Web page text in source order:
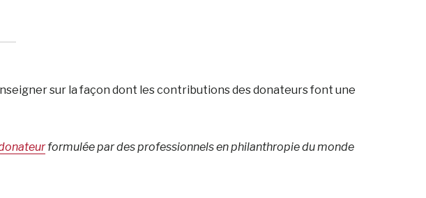
sur la façon dont les contributions des donateurs font une
formulée par des professionnels en philanthropie du monde